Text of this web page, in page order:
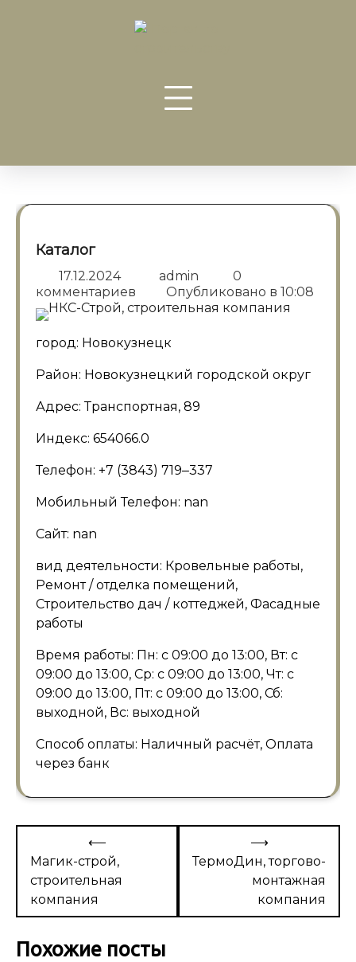
Каталог
17.12.2024 admin
0
комментариев
Опубликовано в 10:08
город: Новокузнецк
Район: Новокузнецкий городской округ
Адрес: Транспортная, 89
Индекс: 654066.0
Телефон: +7 (3843) 719‒337
Мобильный Телефон: nan
Сайт: nan
вид деятельности: Кровельные работы,
Ремонт / отделка помещений,
Строительство дач / коттеджей, Фасадные
работы
Время работы: Пн: с 09:00 до 13:00, Вт: с
09:00 до 13:00, Ср: с 09:00 до 13:00, Чт: с
09:00 до 13:00, Пт: с 09:00 до 13:00, Сб:
выходной, Вс: выходной
Способ оплаты: Наличный расчёт, Оплата
через банк
Навигация
по
записям
⟵
Магик-строй,
строительная
компания
ТермоДин, торгово-
монтажная
компания
⟶
Похожие посты